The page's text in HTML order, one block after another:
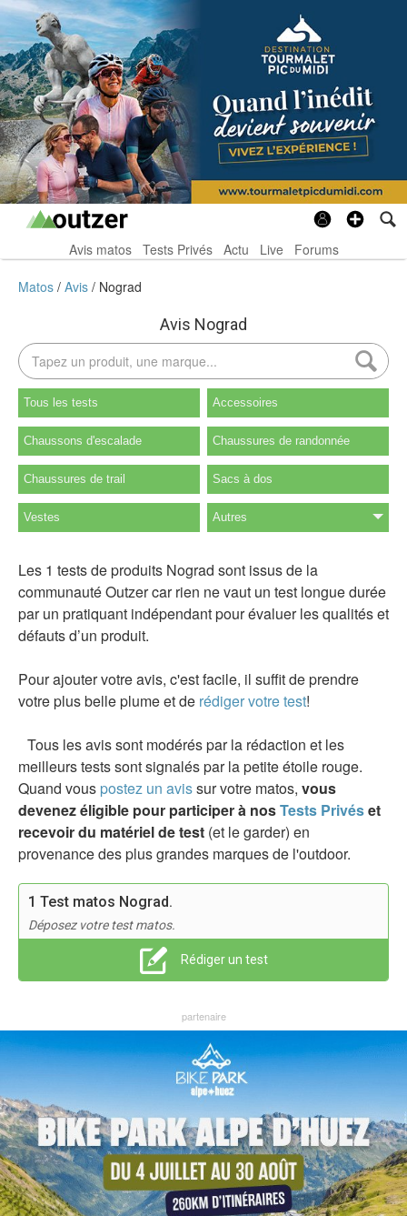
Avis matos Tests Privés Actu Live Forums
Matos Avis Nograd
Avis Nograd
Tous les tests Accessoires
Chaussons d'escalade Chaussures de randonnée
Chaussures de trail Sacs à dos
Vestes Autres
Les 1 tests de produits Nograd sont issus de la
communauté Outzer car rien ne vaut un test longue durée
par un pratiquant indépendant pour évaluer les qualités et
défauts d’un produit.
Pour ajouter votre avis, c'est facile, il suffit de prendre
votre plus belle plume et de rédiger votre test!
Tous les avis sont modérés par la rédaction et les
meilleurs tests sont signalés par la petite étoile rouge.
Quand vous postez un avissur votre matos, vous
devenez éligible pour participer à nosTests Privéset
recevoir du matériel de test (et le garder) en
provenance des plus grandes marques de l'outdoor.
1 Test matos Nograd.
Déposez votre test matos.
Rédiger un test